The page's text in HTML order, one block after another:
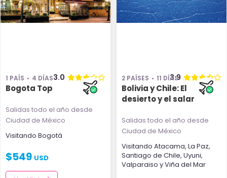
1 PAÍS 4 DÍAS3.0
Bogota Top
Salidas todo el año desde
Ciudad de México
Visitando Bogotá
$549 USD
2 PAÍSES 11 DÍAS
3.9
Bolivia y Chile: El
desierto y el salar
Salidas todo el año desde
Ciudad de México
Visitando Atacama, La Paz,
Santiago de Chile, Uyuni,
Valparaiso yViña del Mar